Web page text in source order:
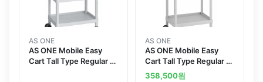
AS ONE
AS ONE Mobile Easy
Cart Tall Type Regular 31
AS ONE
AS ONE Mobile Easy
Cart Tall Type Regular 31
Gray 3 Sages ME31A
358,500원